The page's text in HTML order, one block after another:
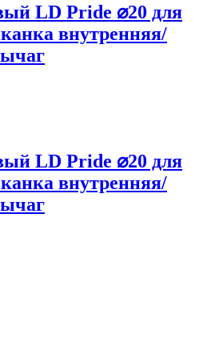
LD Pride ⌀20 для
внутренняя/
LD Pride ⌀20 для
внутренняя/